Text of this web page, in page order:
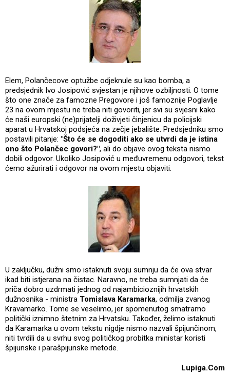
Elem, Polančecove optužbe odjeknule su kao bomba, a
predsjednik Ivo Josipović svjestan je njihove ozbiljnosti. O tome
što one znače za famozne Pregovore i još famoznije Poglavlje
23 na ovom mjestu ne treba niti govoriti, jer svi su svjesni kako
će naši europski (ne)prijatelji doživjeti činjenicu da policijski
aparat u Hrvatskoj podsjeća na zečje jebalište. Predsjedniku smo
postavili pitanje: "Što će se dogoditi ako se utvrdi da je istina
ono što Polančec govori?", ali do objave ovog teksta nismo
dobili odgovor. Ukoliko Josipović u međuvremenu odgovori, tekst
ćemo ažurirati i odgovor na ovom mjestu objaviti.
U zaključku, dužni smo istaknuti svoju sumnju da će ova stvar
ikad biti istjerana na čistac. Naravno, ne treba sumnjati da će
priča dobro uzdrmati jednog od najambicioznijih hrvatskih
dužnosnika - ministra Tomislava Karamarka, odmilja zvanog
Kravamarko. Tome se veselimo, jer spomenutog smatramo
politički iznimno štetnim za Hrvatsku. Također, želimo istaknuti
da Karamarka u ovom tekstu nigdje nismo nazvali špijunčinom,
niti tvrdili da u svrhu svog političkog probitka ministar koristi
špijunske i parašpijunske metode.
Lupiga.Com